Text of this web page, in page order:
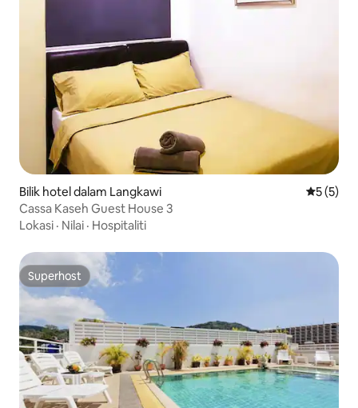
Bilik hotel dalam Langkawi
5 (5)
Cassa Kaseh Guest House 3
Lokasi · Nilai · Hospitaliti
Superhost
Superhost